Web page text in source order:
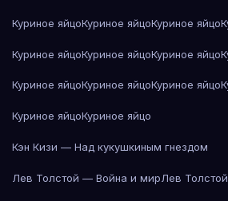
Куриное яйцоКуриное яйцоКуриное яйцо
Куриное яйцоКуриное яйцоКуриное яйцо
Куриное яйцоКуриное яйцоКуриное яйцо
Куриное яйцоКуриное яйцо
Кэн Кизи — Над кукушкиным гнездом
Лев Толстой — Война и мирЛев